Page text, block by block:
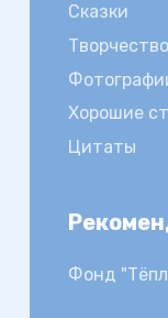
Сказки
Хорошие
Цитаты
Фонд